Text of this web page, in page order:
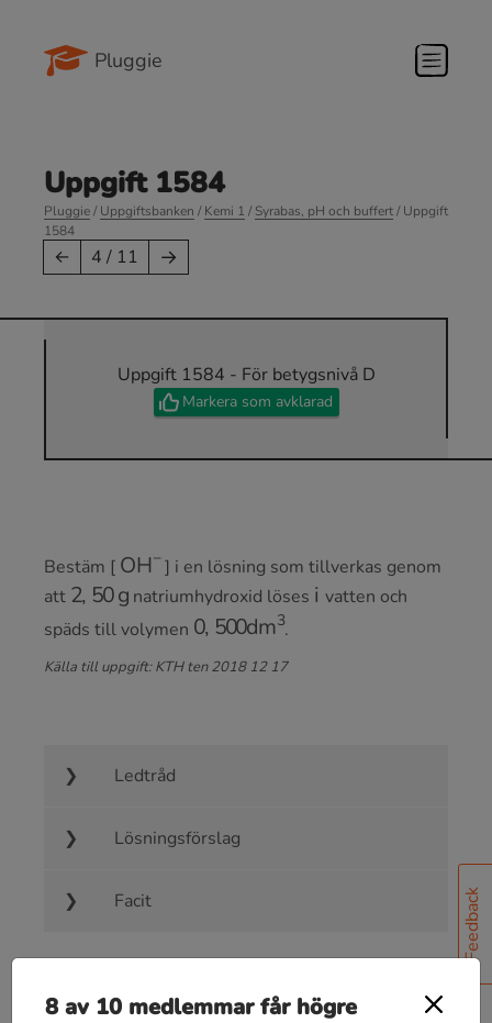
Pluggie
Feedback
Uppgift 1584
Pluggie/Uppgiftsbanken /Kemi 1 /Syrabas, pH och buffert/ Uppgift
1584
← 4 / 11 →
Uppgift 1584 - För betygsnivå D
Markera som avklarad
Bestäm [
OH−
] i en lösning som tillverkas genom
att
2,50 g
natriumhydroxid löses
i
vatten och
späds till volymen
0, 500 dm3
.
Källa till uppgift: KTH ten 2018 12 17
Ledtråd
Lösningsförslag
Facit
8 av 10 medlemmar får högre